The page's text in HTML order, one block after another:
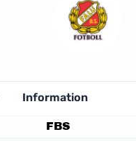
Information
FBS